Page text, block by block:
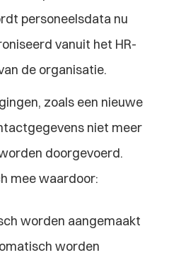
personeelsdata nu
vanuit het HR-
de organisatie.
zoals een nieuwe
niet meer
doorgevoerd.
mee waardoor:
worden aangemaakt
worden